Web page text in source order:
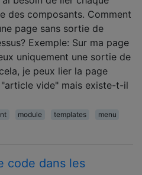
des composants. Comment
page sans sortie de
Exemple: Sur ma page
uniquement une sortie de
je peux lier la page
vide" mais existe-t-il
module templates
menu
code dans les